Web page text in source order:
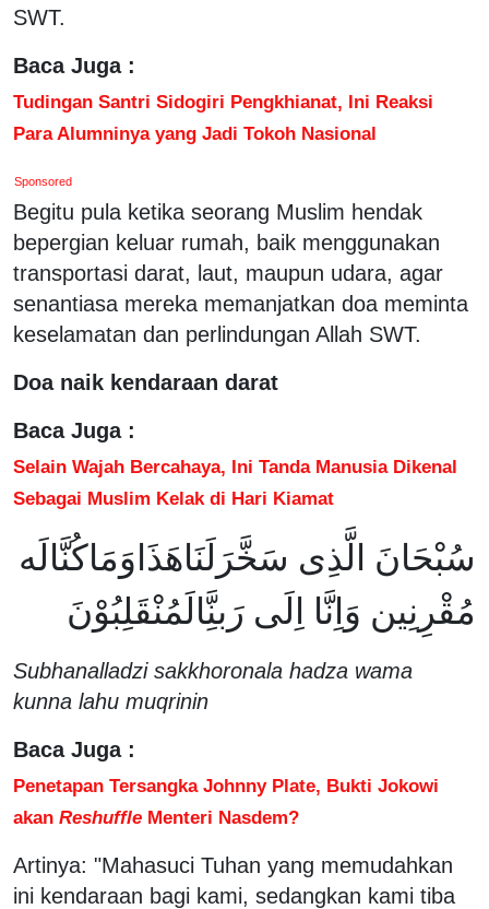
SWT.
Baca Juga :
Tudingan Santri Sidogiri Pengkhianat, Ini Reaksi
Para Alumninya yang Jadi Tokoh Nasional
Sponsored
Begitu pula ketika seorang Muslim hendak
bepergian keluar rumah, baik menggunakan
transportasi darat, laut, maupun udara, agar
senantiasa mereka memanjatkan doa meminta
keselamatan dan perlindungan Allah SWT.
Doa naik kendaraan darat
Baca Juga :
Selain Wajah Bercahaya, Ini Tanda Manusia Dikenal
Sebagai Muslim Kelak di Hari Kiamat
سُبْحَانَ الَّذِى سَخَّرَلَنَاهَذَاوَمَاكُنَّالَه
مُقْرِنِين وَاِنَّا اِلَى رَبنَِّالَمُنْقَلِبُوْنَ
Subhanalladzi sakkhoronala hadza wama
kunna lahu muqrinin
Baca Juga :
Penetapan Tersangka Johnny Plate, Bukti Jokowi
akan Reshuffle Menteri Nasdem?
Artinya: "Mahasuci Tuhan yang memudahkan
ini kendaraan bagi kami, sedangkan kami tiba